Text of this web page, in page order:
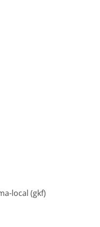
local (gkf)